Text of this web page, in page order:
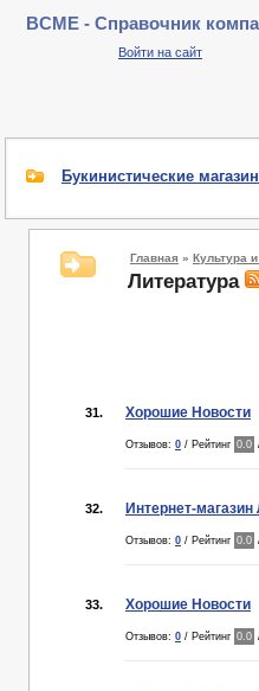
BCME - Справочник
Войти на сайт
Букинистические
Главная » Культура
Литература
31. Хорошие Новости
Отзывов: 0 / Рейтинг 0.0
32. Интернет-магазин
Отзывов: 0 / Рейтинг 0.0
33. Хорошие Новости
Отзывов: 0 / Рейтинг 0.0